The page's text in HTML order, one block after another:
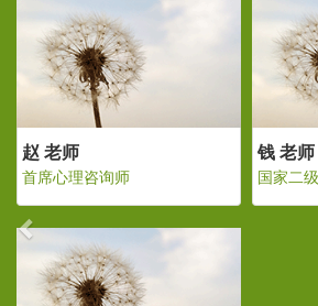
老师
二级心理咨询师
赵 老师
首席心理咨询师
Previous